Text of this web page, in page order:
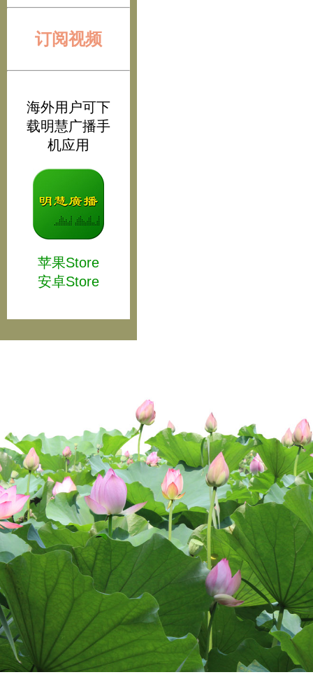
订阅视频
海外用户可下
载明慧广播手
机应用
苹果Store
安卓Store